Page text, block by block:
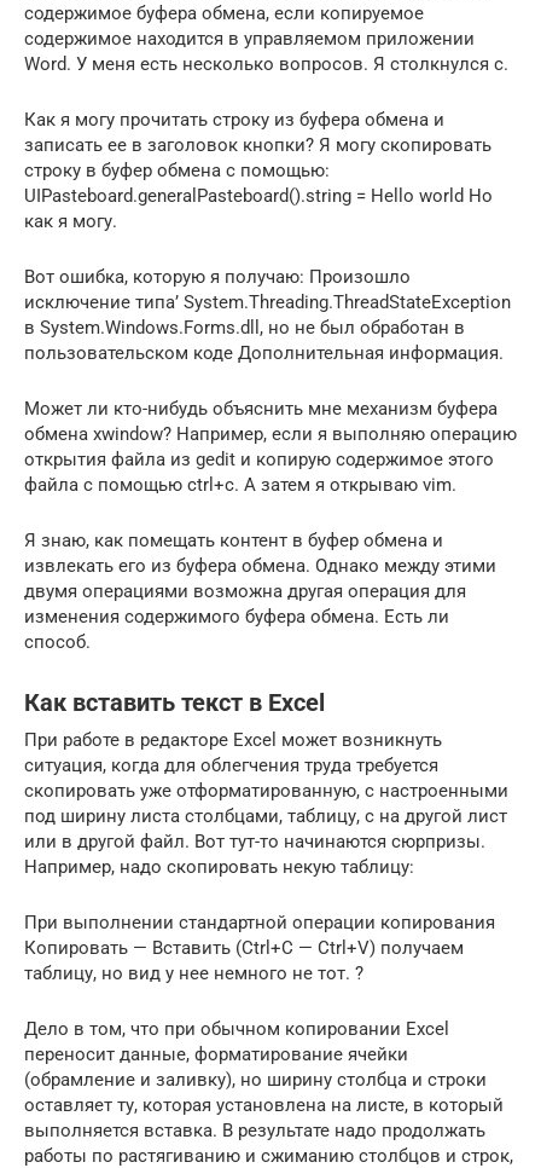
содержимое буфера обмена, если копируемое
содержимое находится в управляемом приложении
Word. У меня есть несколько вопросов. Я столкнулся с.
Как я могу прочитать строку из буфера обмена и
записать ее в заголовок кнопки? Я могу скопировать
строку в буфер обмена с помощью:
UIPasteboard.generalPasteboard().string = Hello world Но
как я могу.
Вот ошибка, которую я получаю: Произошло
исключение типа’ System.Threading.ThreadStateException
в System.Windows.Forms.dll, но не был обработан в
пользовательском коде Дополнительная информация.
Может ли кто-нибудь объяснить мне механизм буфера
обмена xwindow? Например, если я выполняю операцию
открытия файла из gedit и копирую содержимое этого
файла с помощью ctrl+c. А затем я открываю vim.
Я знаю, как помещать контент в буфер обмена и
извлекать его из буфера обмена. Однако между этими
двумя операциями возможна другая операция для
изменения содержимого буфера обмена. Есть ли
способ.
Как вставить текст в Excel
При работе в редакторе Excel может возникнуть
ситуация, когда для облегчения труда требуется
скопировать уже отформатированную, с настроенными
под ширину листа столбцами, таблицу, с на другой лист
или в другой файл. Вот тут-то начинаются сюрпризы.
Например, надо скопировать некую таблицу:
При выполнении стандартной операции копирования
Копировать — Вставить (Ctrl+C — Ctrl+V) получаем
таблицу, но вид у нее немного не тот. ?
Дело в том, что при обычном копировании Excel
переносит данные, форматирование ячейки
(обрамление и заливку), но ширину столбца и строки
оставляет ту, которая установлена на листе, в который
выполняется вставка. В результате надо продолжать
работы по растягиванию и сжиманию столбцов и строк,